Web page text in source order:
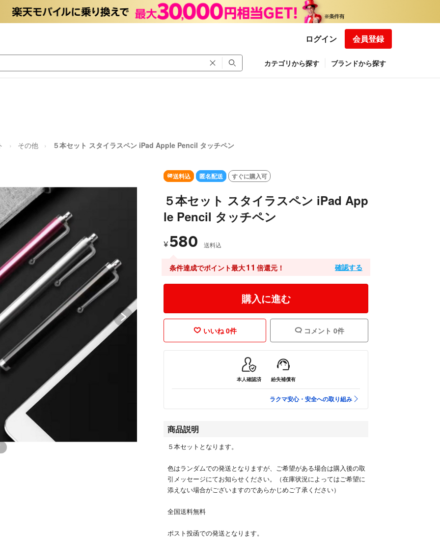
ログイン 会員登録
カテゴリから探す ブランドから探す
その他 ５本セット スタイラスペン iPad Apple Pencil タッチペン
送料込 匿名配送 すぐに購入可
５本セット スタイラスペン iPad App
le Pencil タッチペン
¥ 580 送料込
条件達成でポイント最大11 倍還元！ 確認する
購入に進む
いいね 0件 コメント 0件
本人確認済 紛失補償有
ラクマ安心・安全への取り組み
商品説明
５本セットとなります。
色はランダムでの発送となりますが、ご希望がある場合は購入後の取
引メッセージにてお知らせください。（在庫状況によってはご希望に
添えない場合がございますのであらかじめご了承ください）
全国送料無料
ポスト投函での発送となります。